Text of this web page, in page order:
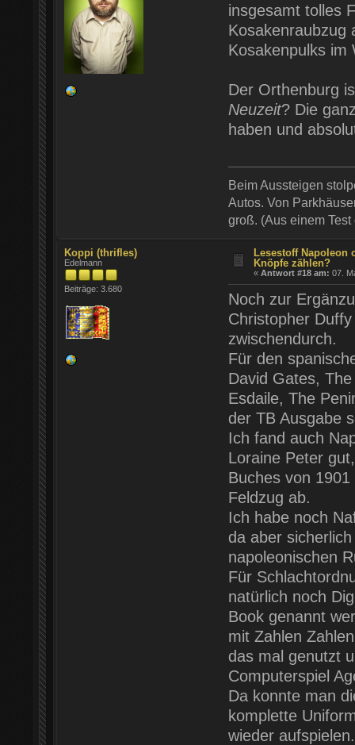
insgesamt tolles
Kosakenraubzug
Kosakenpulks im
Der Orthenburg
Neuzeit? Die
haben und
Beim Aussteigen
Autos. Von
groß. (Aus einem
Koppi (thrifles)
Edelmann
Beiträge: 3.680
Lesestoff Napoleon
Knöpfe zählen?
«Antwort #18 am: 07.
Noch zur
Christopher
zwischendurch.
Für den
David Gates,
Esdaile, The
der TB Ausgabe
Ich fand auch
Loraine Peter
Buches von
Feldzug ab.
Ich habe noch
da aber
napoleonischen
Für
natürlich noch
Book genannt
mit Zahlen
das mal genutzt
Computerspiel
Da konnte man
komplette
wieder